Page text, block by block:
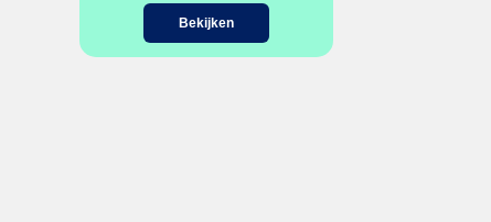
Bekijken